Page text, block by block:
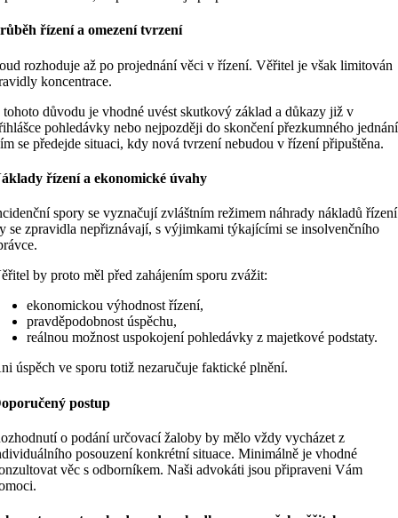
řízení a omezení tvrzení
rozhoduje až po projednání věci v řízení. Věřitel je však limitován
koncentrace.
tohoto důvodu je vhodné uvést skutkový základ a důkazy již v
pohledávky nebo nejpozději do skončení přezkumného
se předejde situaci, kdy nová tvrzení nebudou v řízení připuštěna.
řízení a ekonomické úvahy
spory se vyznačují zvláštním režimem náhrady nákladů
se zpravidla nepřiznávají, s výjimkami týkajícími se insolvenčního
by proto měl před zahájením sporu zvážit:
ekonomickou výhodnost řízení,
pravděpodobnost úspěchu,
reálnou možnost uspokojení pohledávky z majetkové podstaty.
úspěch ve sporu totiž nezaručuje faktické plnění.
postup
o podání určovací žaloby by mělo vždy vycházet z
posouzení konkrétní situace. Minimálně je vhodné
věc s odborníkem. Naši advokáti jsou připraveni Vám